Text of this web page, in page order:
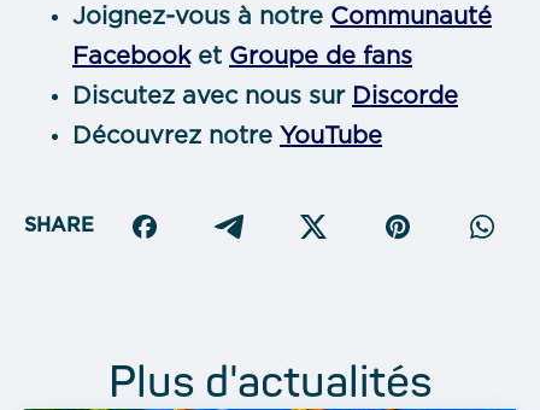
Joignez-vous à notre Communauté
Facebooket Groupe de fans
Discutez avec nous sur Discorde
Découvrez notre YouTube
SHARE
Plus d'actualités